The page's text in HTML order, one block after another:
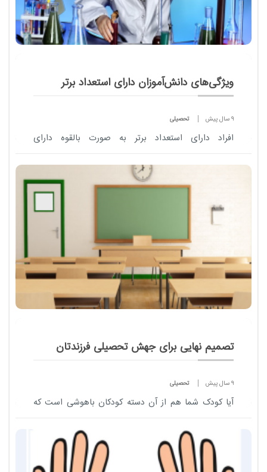
ویژگی‌های دانش‌‌آموزان دارای استعداد برتر
9 سال پیش تحصیلی
افراد دارای استعداد برتر به صورت بالقوه دارای
«هوش کلی، استعداد درسی ویژه، توانایی...
تصمیم نهایی برای جهش تحصیلی فرزندتان
9 سال پیش تحصیلی
آیا کودک شما هم از آن دسته کودکان باهوشی است که
پس با ما در ادامه همراه باشید.